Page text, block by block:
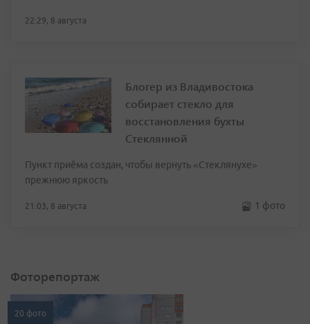
22:29, 8 августа
Блогер из Владивостока
собирает стекло для
восстановления бухты
Стеклянной
Пункт приёма создан, чтобы вернуть «Стеклянухе»
прежнюю яркость
21:03, 8 августа 1 фото
Фоторепортаж
20 фото